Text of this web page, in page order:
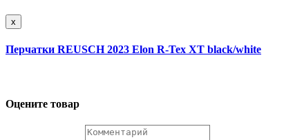
x
Перчатки REUSCH 2023 Elon R-Tex XT black/white
Оцените товар